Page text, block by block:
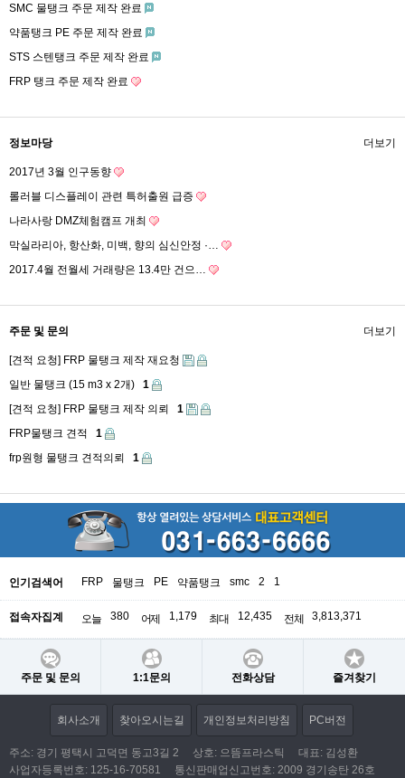
SMC 물탱크 주문 제작 완료
약품탱크 PE 주문 제작 완료
STS 스텐탱크 주문 제작 완료
FRP 탱크 주문 제작 완료
정보마당
2017년 3월 인구동향
롤러블 디스플레이 관련 특허출원 급증
나라사랑 DMZ체험캠프 개최
막실라리아, 항산화, 미백, 향의 심신안정 ·…
2017.4월 전월세 거래량은 13.4만 건으…
더보기
주문 및 문의
[견적 요청] FRP 물탱크 제작 재요청
일반 물탱크 (15 m3 x 2개)
1
[견적 요청] FRP 물탱크 제작 의뢰
1
FRP물탱크 견적
1
frp원형 물탱크 견적의뢰
1
더보기
인기검색어 FRP 물탱크 PE 약품탱크 smc 2 1
접속자집계 오늘 380 어제 1,179 최대 12,435 전체 3,813,371
주문 및 문의 1:1문의 전화상담 즐겨찾기
회사소개 찾아오시는길 개인정보처리방침 PC버전
주소: 경기 평택시 고덕면 동고3길 2 상호: 으뜸프라스틱
대표: 김성환
사업자등록번호: 125-16-70581 통신판매업신고번호: 2009 경기송탄 26호